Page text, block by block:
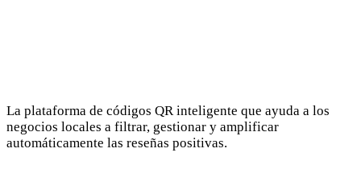
La plataforma de códigos QR inteligente que ayuda a los
negocios locales a filtrar, gestionar y amplificar
automáticamente las reseñas positivas.